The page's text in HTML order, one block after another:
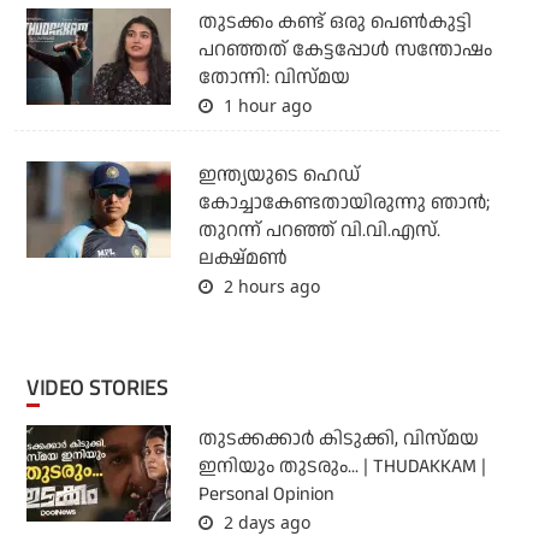
തുടക്കം കണ്ട് ഒരു പെൺകുട്ടി
പറഞ്ഞത് കേട്ടപ്പോൾ സന്തോഷം
തോന്നി: വിസ്മയ
1 hour ago
ഇന്ത്യയുടെ ഹെഡ്
കോച്ചാകേണ്ടതായിരുന്നു ഞാന്‍;
തുറന്ന് പറഞ്ഞ് വി.വി.എസ്.
ലക്ഷ്മണ്‍
2 hours ago
VIDEO STORIES
തുടക്കക്കാര്‍ കിടുക്കി, വിസ്മയ
ഇനിയും തുടരും... | THUDAKKAM |
Personal Opinion
2 days ago